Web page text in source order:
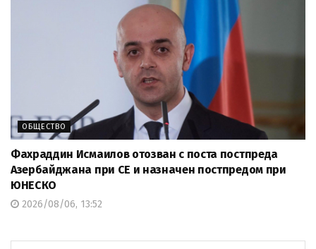
ОБЩЕСТВО
Фахраддин Исмаилов отозван с поста постпреда
Азербайджана при СЕ и назначен постпредом при
ЮНЕСКО
2026/08/06, 13:52